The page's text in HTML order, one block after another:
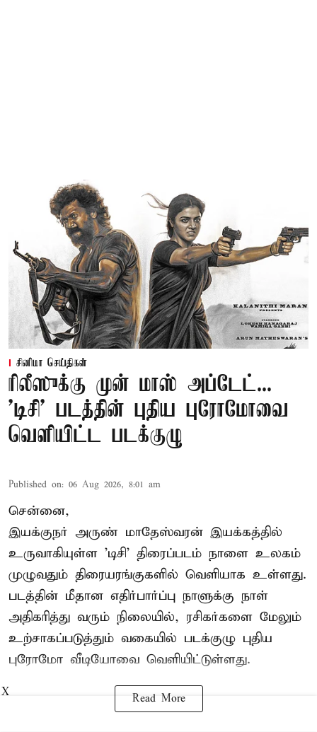
சினிமா செய்திகள்
ரிலீஸுக்கு முன் மாஸ் அப்டேட்...
'டிசி' படத்தின் புதிய புரோமோவை
வெளியிட்ட படக்குழு
Published on: 06 Aug 2026, 8:01 am
சென்னை,
இயக்குநர் அருண் மாதேஸ்வரன் இயக்கத்தில்
உருவாகியுள்ள 'டிசி' திரைப்படம் நாளை உலகம்
முழுவதும் திரையரங்குகளில் வெளியாக உள்ளது.
படத்தின் மீதான எதிர்பார்ப்பு நாளுக்கு நாள்
அதிகரித்து வரும் நிலையில், ரசிகர்களை மேலும்
உற்சாகப்படுத்தும் வகையில் படக்குழு புதிய
புரோமோ வீடியோவை வெளியிட்டுள்ளது.
Read More
X